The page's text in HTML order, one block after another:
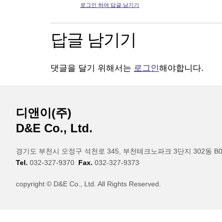
로그인 하여 답글 남기기
답글 남기기
댓글을 달기 위해서는 로그인해야합니다.
디앤이(주)
D&E Co., Ltd.
경기도 부천시 오정구 석천로 345, 부천테크노파크 3단지 302동
Tel. 032-327-9370 Fax. 032-327-9373
copyright © D&E Co., Ltd. All Rights Reserved.